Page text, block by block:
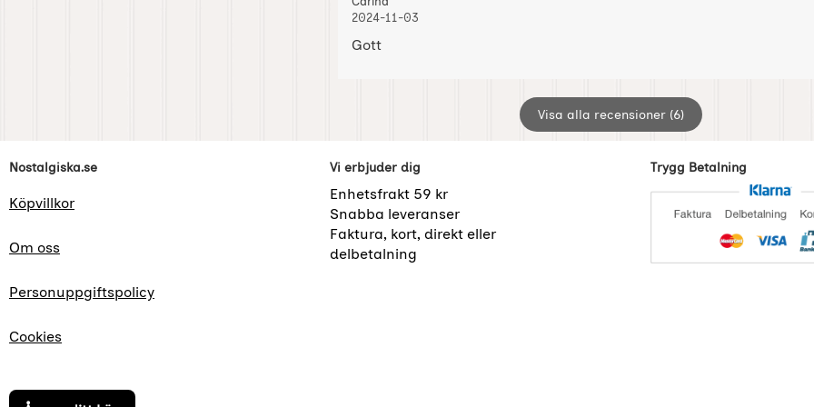
2024-11-03
Gott
Visa alla recensioner (6)
Sidfot Blandad info och länkar
Nostalgiska.se
Köpvillkor
Om oss
Personuppgiftspolicy
Cookies
Vi erbjuder dig
Enhetsfrakt 59 kr
Snabba leveranser
Faktura, kort, direkt eller
delbetalning
Trygg Betalning